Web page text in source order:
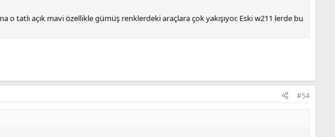
tatlı açık mavi özellikle gümüş renklerdeki araçlara çok yakışıyor. Eski w211 lerde bu
#54